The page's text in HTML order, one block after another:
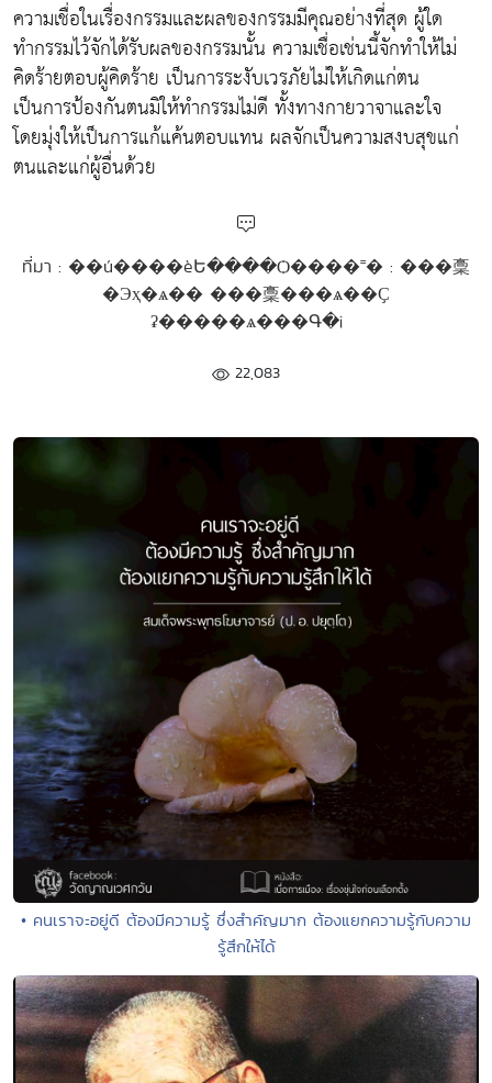
ความเชื่อในเรื่องกรรมและผลของกรรมมีคุณอย่างที่สุด ผู้ใด
ทำกรรมไว้จักได้รับผลของกรรมนั้น ความเชื่อเช่นนี้จักทำให้ไม่
คิดร้ายตอบผู้คิดร้าย เป็นการระงับเวรภัยไม่ให้เกิดแก่ตน
เป็นการป้องกันตนมิให้ทำกรรมไม่ดี ทั้งทางกายวาจาและใจ
โดยมุ่งให้เป็นการแก้แค้นตอบแทน ผลจักเป็นความสงบสุขแก่
ตนและแก่ผู้อื่นด้วย
ที่มา : ��ú����èԵ����Ѻ����˭� : ���稾
�Эҳ�ѧ�� ���稾���ѧ��Ҫ
ʡ�����ѧ���Գ�¡
22,083
• คนเราจะอยู่ดี ต้องมีความรู้ ซึ่งสำคัญมาก ต้องแยกความรู้กับความ
รู้สึกให้ได้